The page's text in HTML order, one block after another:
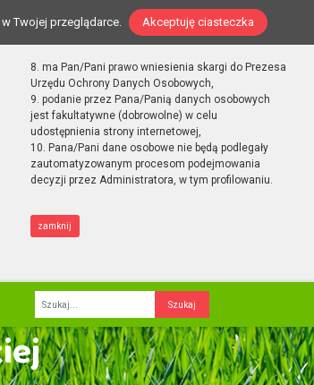
Twojej przeglądarce. Akceptuję ciasteczka
8. ma Pan/Pani prawo wniesienia skargi do Prezesa
Urzędu Ochrony Danych Osobowych,
9. podanie przez Pana/Panią danych osobowych
jest fakultatywne (dobrowolne) w celu
udostępnienia strony internetowej,
10. Pana/Pani dane osobowe nie będą podlegały
zautomatyzowanym procesom podejmowania
decyzji przez Administratora, w tym profilowaniu.
zamknij
Fraza